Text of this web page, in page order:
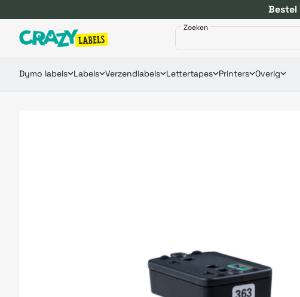
Bestel
Zoeken
Dymo labels Labels Verzendlabels Lettertapes Printers Overig